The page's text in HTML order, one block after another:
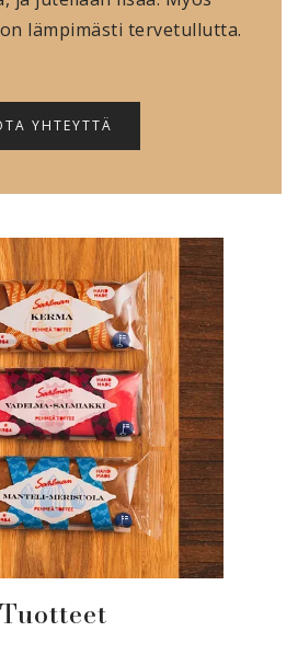
lämpimästi tervetullutta.
YHTEYTTÄ
Tuotteet